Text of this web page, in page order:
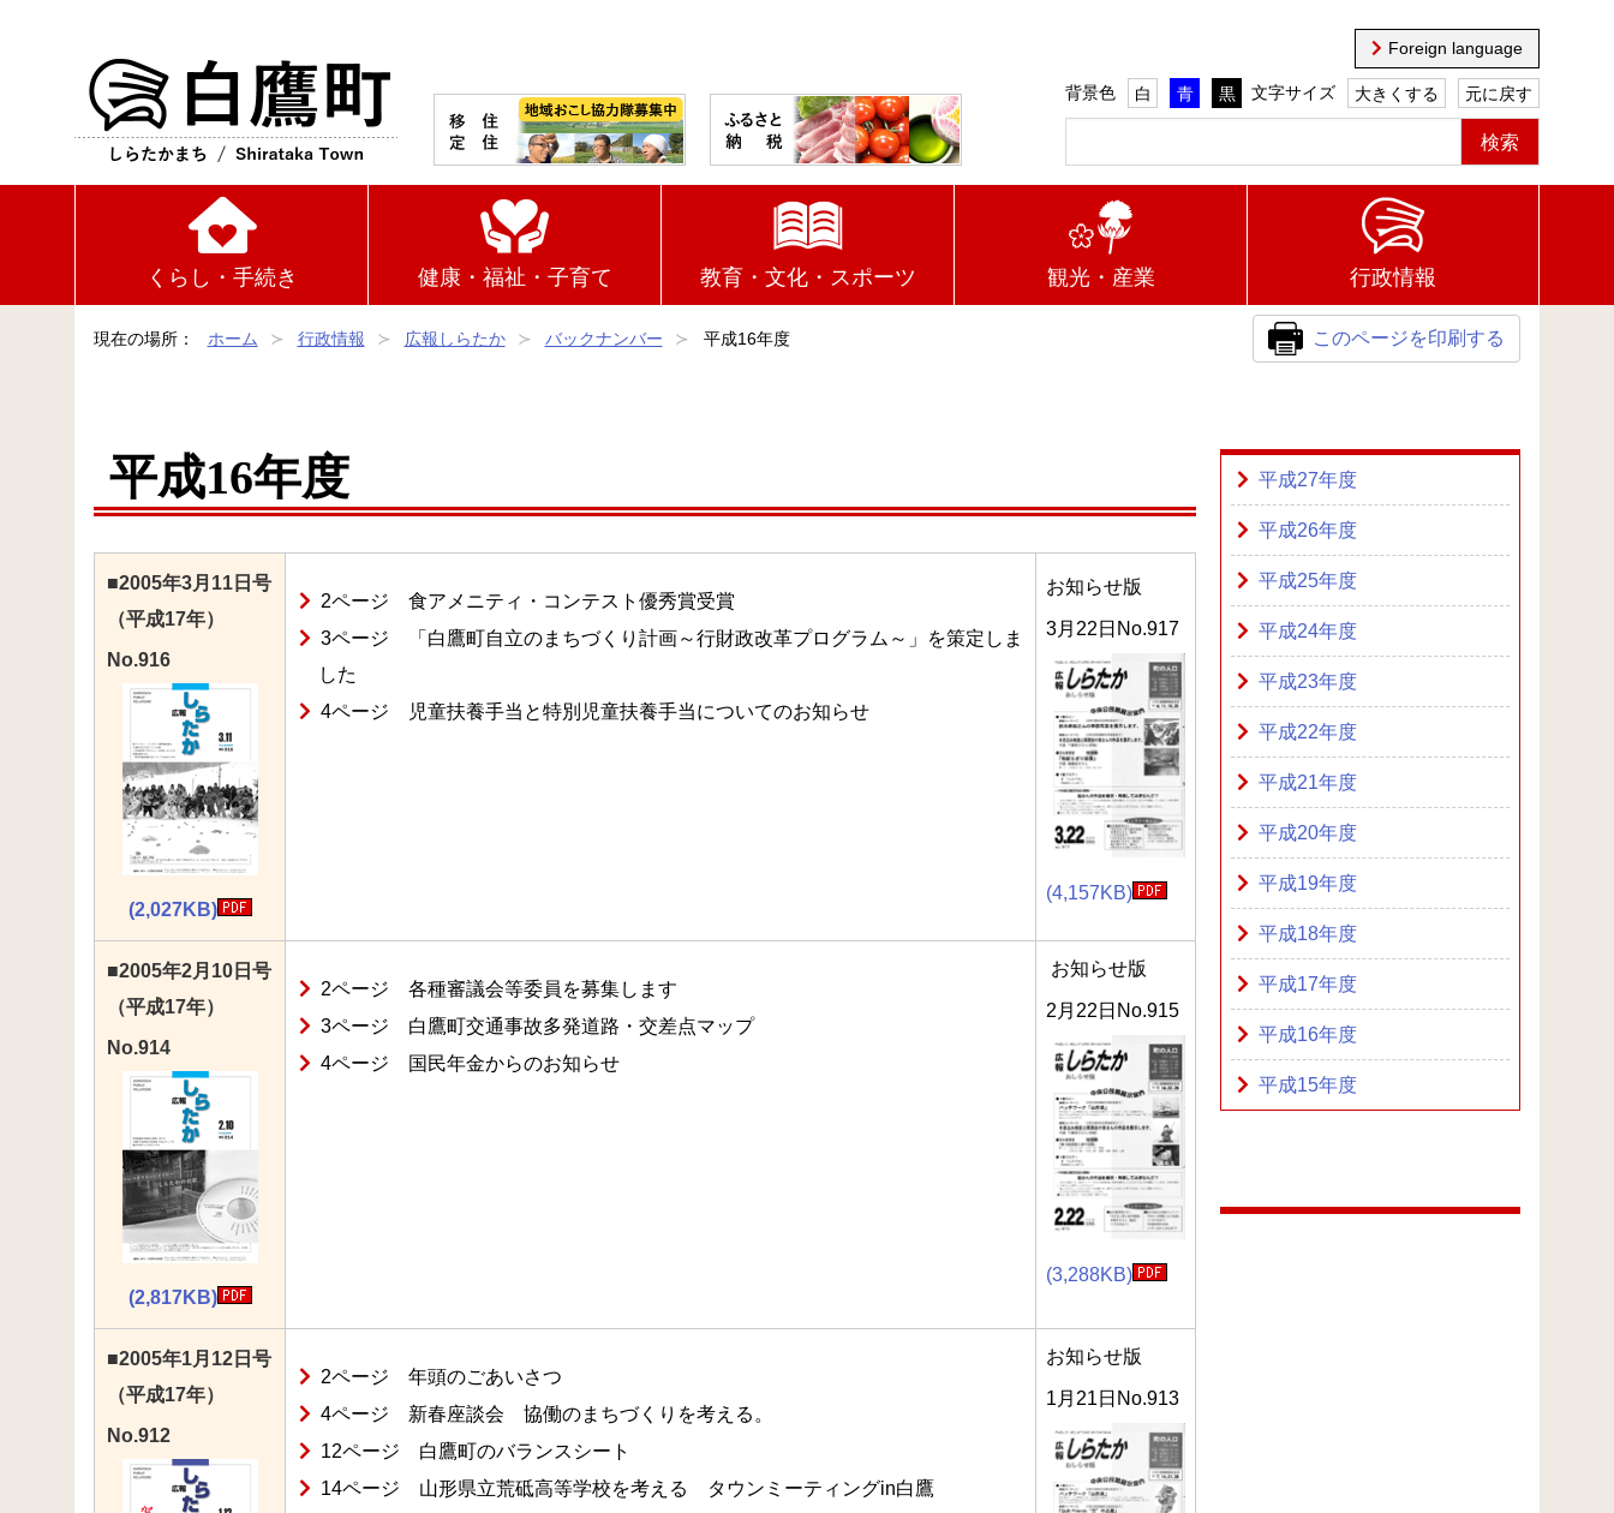
Foreign language
背景色 白 青 黒 文字サイズ 大きくする 元に戻す
くらし・手続き 健康・福祉・子育て 教育・文化・スポーツ 観光・産業 行政情報
現在の場所： ホーム 行政情報 広報しらたか バックナンバー 平成16年度 このページを印刷する
平成16年度
■2005年3月11日号
（平成17年）
No.916
(2,027KB)
2ページ 食アメニティ・コンテスト優秀賞受賞
3ページ 「白鷹町自立のまちづくり計画～行財政改革プログラム～」を策定しま
した
4ページ 児童扶養手当と特別児童扶養手当についてのお知らせ
お知らせ版
3月22日No.917
(4,157KB)
■2005年2月10日号
（平成17年）
No.914
(2,817KB)
2ページ 各種審議会等委員を募集します
3ページ 白鷹町交通事故多発道路・交差点マップ
4ページ 国民年金からのお知らせ
お知らせ版
2月22日No.915
(3,288KB)
■2005年1月12日号
（平成17年）
No.912
2ページ 年頭のごあいさつ
4ページ 新春座談会 協働のまちづくりを考える。
12ページ 白鷹町のバランスシート
14ページ 山形県立荒砥高等学校を考える タウンミーティングin白鷹
お知らせ版
1月21日No.913
平成27年度
平成26年度
平成25年度
平成24年度
平成23年度
平成22年度
平成21年度
平成20年度
平成19年度
平成18年度
平成17年度
平成16年度
平成15年度